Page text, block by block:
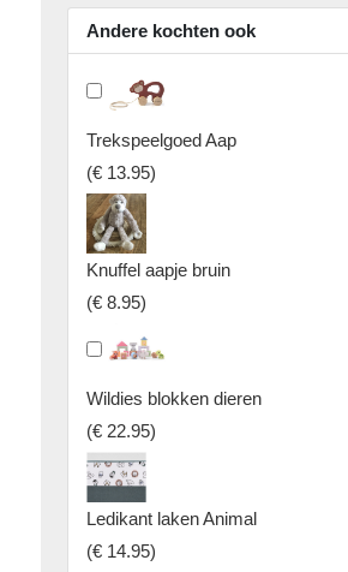
Andere kochten ook
Trekspeelgoed Aap
(€ 13.95)
Knuffel aapje bruin
(€ 8.95)
Wildies blokken dieren
(€ 22.95)
Ledikant laken Animal
(€ 14.95)